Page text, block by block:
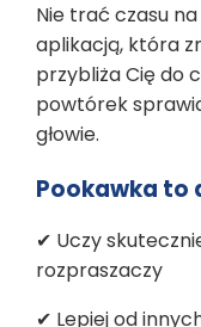
Nie trać czasu
aplikacją, która
przybliża Cię do
powtórek
głowie.
Pookawka to
✔ Uczy
rozpraszaczy
✔ Lepiej od